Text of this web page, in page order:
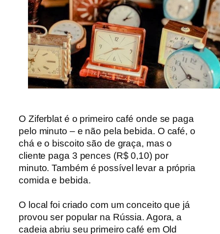
O Ziferblat é o primeiro café onde se paga
pelo minuto – e não pela bebida. O café, o
chá e o biscoito são de graça, mas o
cliente paga 3 pences (R$ 0,10) por
minuto.Também é possível levar a própria
comida e bebida.
O local foi criado com um conceito que já
provou ser popular na Rússia. Agora, a
cadeia abriu seu primeiro café em Old